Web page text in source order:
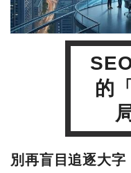
的
別再盲目追逐大字